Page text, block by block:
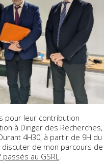
pour leur contribution
à Diriger des Recherches,
4H30, à partir de 9H du
discuter de mon parcours de
passés au GSRL